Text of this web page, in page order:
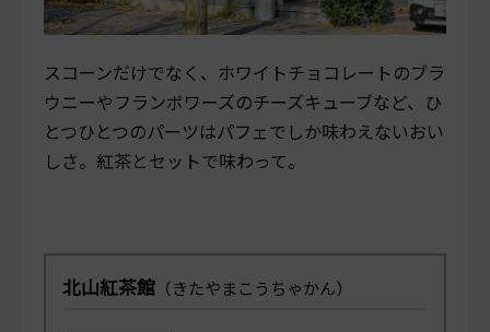
スコーンだけでなく、ホワイトチョコレートのブラ
ウニーやフランボワーズのチーズキューブなど、ひ
とつひとつのパーツはパフェでしか味わえないおい
しさ。紅茶とセットで味わって。
北山紅茶館 （きたやまこうちゃかん）